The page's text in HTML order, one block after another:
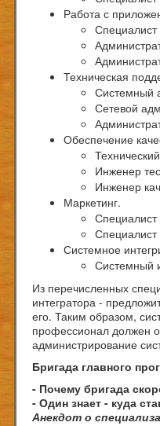
Работа с
Техническая
Системный
Сетевой
Обеспечение
Инженер
Инженер
Маркетинг.
Системное
Системный
Из перечисленных
интегратора -
его. Таким образом,
профессионал должен
администрирование
Бригада главного
- Почему бригада
- Один знает - куда
Анекдот о